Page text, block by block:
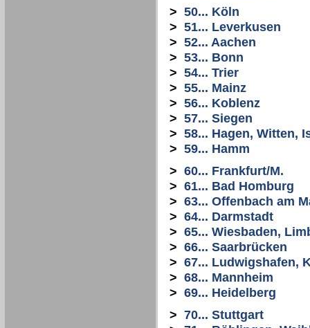
> 50... Köln
> 51... Leverkusen
> 52... Aachen
> 53... Bonn
> 54... Trier
> 55... Mainz
> 56... Koblenz
> 57... Siegen
> 58... Hagen, Witten,
> 59... Hamm
> 60... Frankfurt/M.
> 61... Bad Homburg
> 63... Offenbach am
> 64... Darmstadt
> 65... Wiesbaden,
> 66... Saarbrücken
> 67... Ludwigshafen,
> 68... Mannheim
> 69... Heidelberg
> 70... Stuttgart